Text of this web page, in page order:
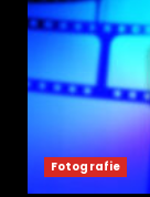
Fotografie